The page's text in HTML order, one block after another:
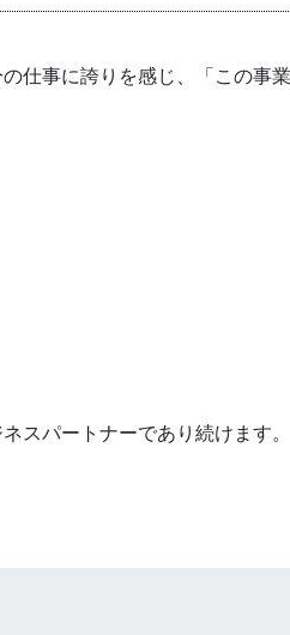
仕事に誇りを感じ、「この事
スパートナーであり続けます。